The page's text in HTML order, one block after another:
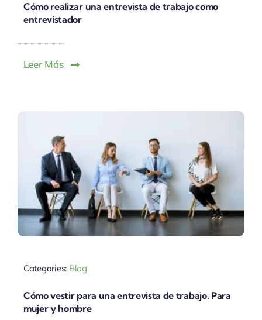
Cómo realizar una entrevista de trabajo como
entrevistador
Leer Más
Categories: Blog
Cómo vestir para una entrevista de trabajo. Para
mujer y hombre